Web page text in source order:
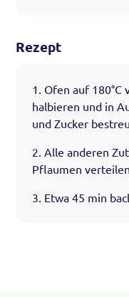
Rezept
1. Ofen auf 180°C
halbieren und in
und Zucker
2. Alle anderen
Pflaumen verteilen
3. Etwa 45 min